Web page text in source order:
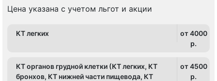
Политехническая, Проспект Просвещения, Удельная
Цена указана с учетом льгот и акции
КТ легких
от 4000
p.
КТ органов грудной клетки (КТ легких, КТ
бронхов, КТ нижней части пищевода, КТ
от 4500
p.